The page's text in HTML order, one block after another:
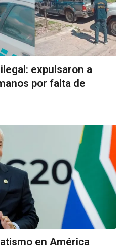
expulsaron a
por falta de
en América